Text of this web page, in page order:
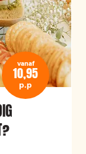
vanaf
10,95
p.p